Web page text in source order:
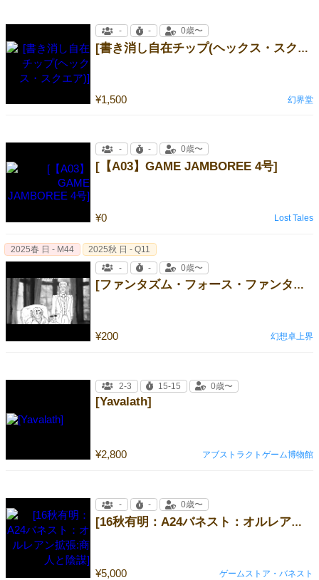
[書き消し自在チップ(ヘックス・スクエア)]
¥1,500
- - 0歳〜
幻界堂
[【A03】GAME JAMBOREE 4号]
¥0
- - 0歳〜
Lost Tales
[ファンタズム・フォース・ファンタジーTRPGリプレイ②]
¥200
2025春 日 - M44
2025秋 日 - Q11
-
- 0歳〜
幻想卓上界
[Yavalath]
¥2,800
2-3 15-15 0歳〜
アブストラクトゲーム博物館
[16秋有明：A24バネスト：オルレアン拡張:商人と陰謀]
¥5,000
- - 0歳〜
ゲームストア・バネスト